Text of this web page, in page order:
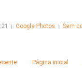
Google Photos Sem
Página inicial